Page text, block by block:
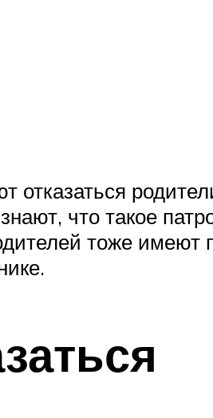
отказаться
что такое
тоже имеют